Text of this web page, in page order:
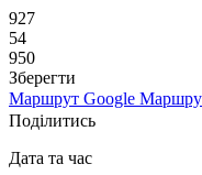
927
54
950
Зберегти
Маршрут Google
Поділитись
Дата та час